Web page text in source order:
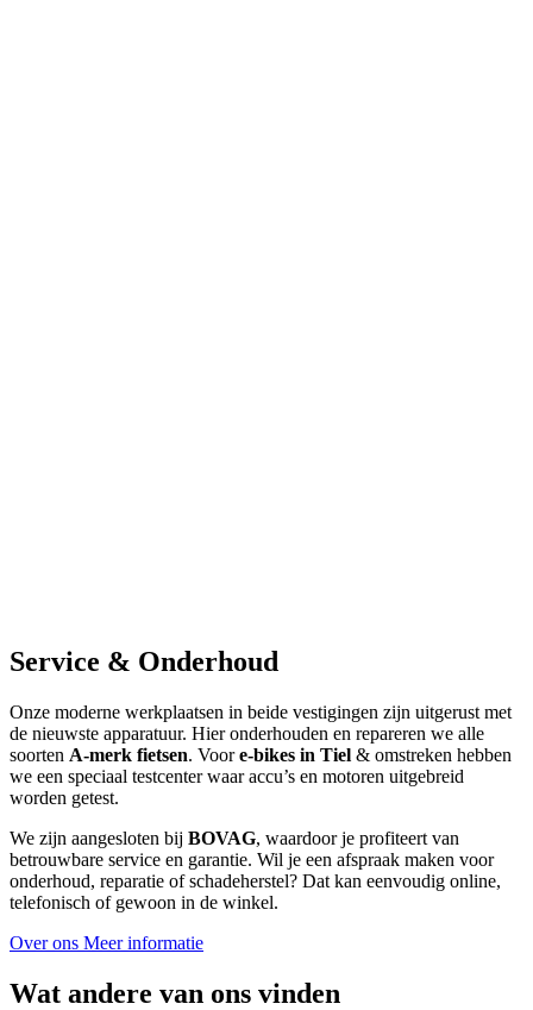
Service & Onderhoud
Onze moderne werkplaatsen in beide vestigingen zijn uitgerust met
de nieuwste apparatuur. Hier onderhouden en repareren we alle
soorten A-merk fietsen. Voore-bikes in Tiel & omstreken hebben
we een speciaal testcenter waar accu’s en motoren uitgebreid
worden getest.
We zijn aangesloten bij BOVAG, waardoor je profiteert van
betrouwbare service en garantie. Wil je een afspraak maken voor
onderhoud, reparatie of schadeherstel? Dat kan eenvoudig online,
telefonisch of gewoon in de winkel.
Over ons Meer informatie
Wat andere van ons vinden